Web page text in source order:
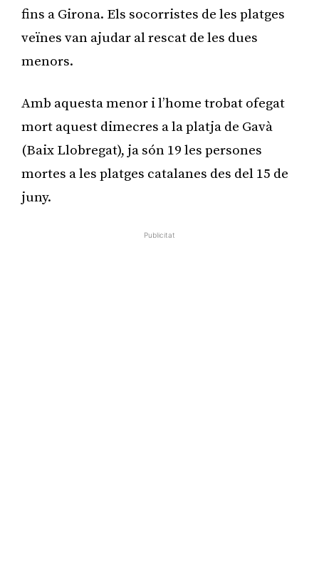
fins a Girona. Els socorristes de les platges
veïnes van ajudar al rescat de les dues
menors.
Amb aquesta menor i l’home trobat ofegat
mort aquest dimecres a la platja de Gavà
(Baix Llobregat), ja són 19 les persones
mortes a les platges catalanes des del 15 de
juny.
Publicitat